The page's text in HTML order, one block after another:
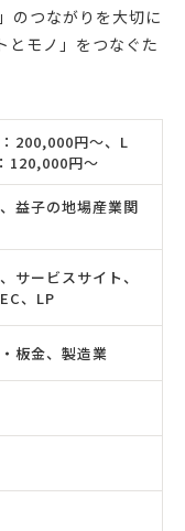
のつながりを大切に
とモノ」をつなぐた
200,000円〜、L
120,000円〜
益子の地場産業関
サービスサイト、
、LP
板金、製造業